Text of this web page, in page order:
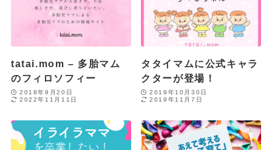
tatai.mom – 多胎マム
のフィロソフィー
2018年9月20日
2022年11月11日
タタイマムに公式キャラ
クターが登場！
2019年10月30日
2019年11月7日